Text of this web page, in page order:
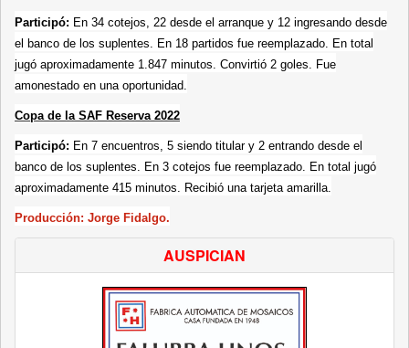
Participó: En 34 cotejos, 22 desde el arranque y 12 ingresando desde
el banco de los suplentes. En 18 partidos fue reemplazado. En total
jugó aproximadamente 1.847 minutos. Convirtió 2 goles. Fue
amonestado en una oportunidad.
Copa de la SAF Reserva 2022
Participó: En 7 encuentros, 5 siendo titular y 2 entrando desde el
banco de los suplentes. En 3 cotejos fue reemplazado. En total jugó
aproximadamente 415 minutos. Recibió una tarjeta amarilla.
Producción: Jorge Fidalgo.
AUSPICIAN